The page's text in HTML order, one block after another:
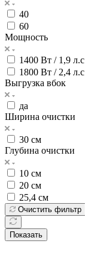
40
60
Мощность
1400 Вт / 1,9 л.с
1800 Вт / 2,4 л.с
Выгрузка вбок
да
Ширина очистки
30 см
Глубина очистки
10 см
20 см
25,4 см
Очистить фильтр
Показать